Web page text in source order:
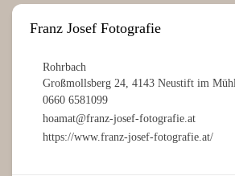
Franz Josef Fotografie
Rohrbach
Großmollsberg 24, 4143 Neustift im
0660 6581099
hoamat@franz-josef-fotografie.at
https://www.franz-josef-fotografie.at/